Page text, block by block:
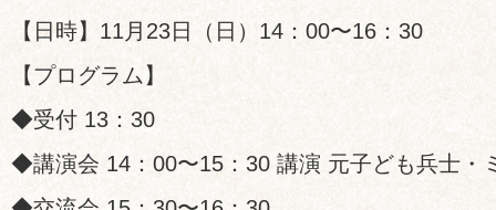
【日時】11月23日（日）14：00〜16：30
【プログラム】
◆受付 13：30
◆講演会 14：00〜15：30 講演 元子ども兵士・